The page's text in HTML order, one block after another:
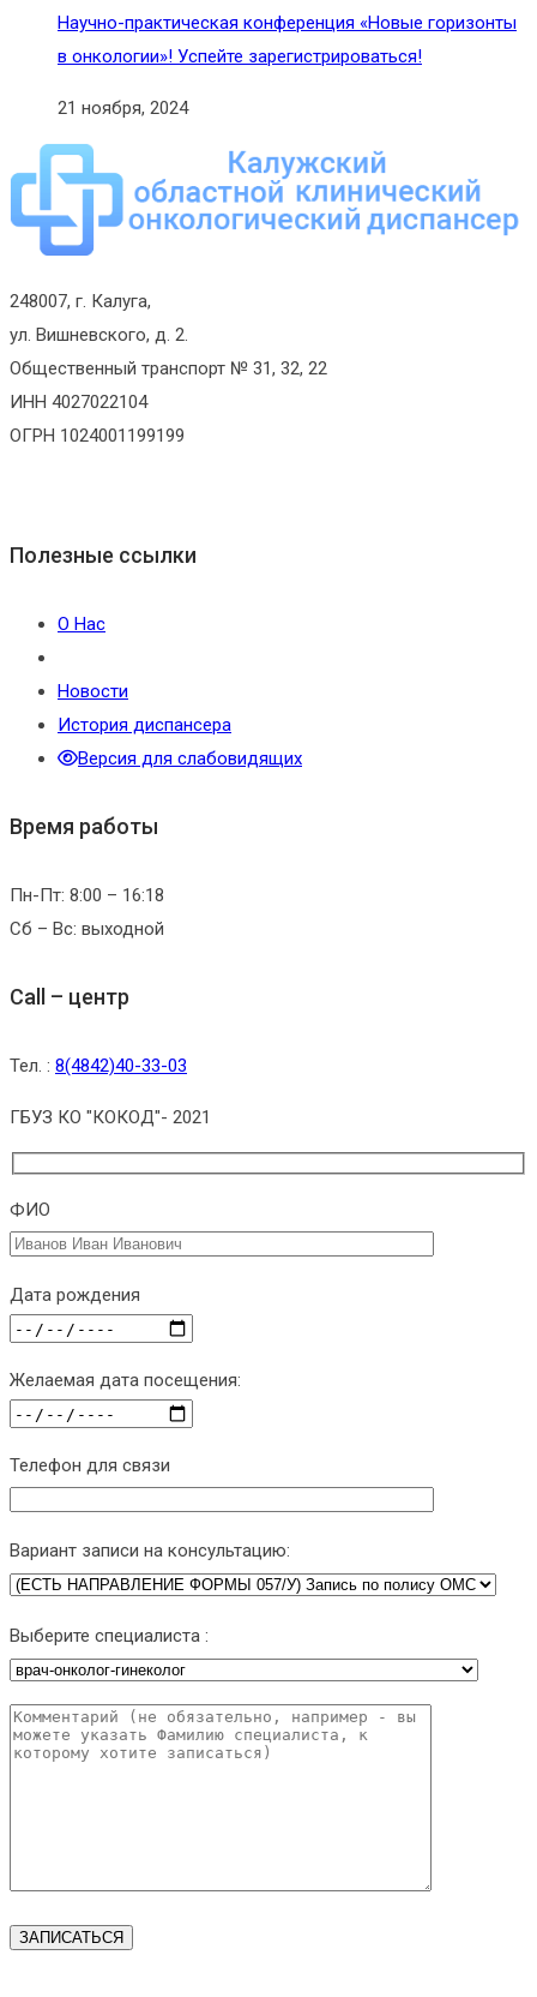
Научно-практическая конференция «Новые горизонты
в онкологии»! Успейте зарегистрироваться!
21 ноября, 2024
248007, г. Калуга,
ул. Вишневского, д. 2.
Общественный транспорт № 31, 32, 22
ИНН 4027022104
ОГРН 1024001199199
Полезные ссылки
О Нас
Новости
История диспансера
Версия для слабовидящих
Время работы
Пн-Пт: 8:00 – 16:18
Сб – Вс: выходной
Call – центр
Тел. : 8(4842)40-33-03
ГБУЗ КО "КОКОД"- 2021
ФИО
Дата рождения
Желаемая дата посещения:
Телефон для связи
Вариант записи на консультацию:
Выберите специалиста :